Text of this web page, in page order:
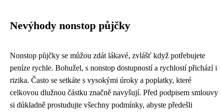
Nevýhody nonstop půjčky
Nonstop půjčky se můžou zdát lákavé, zvlášť když potřebujete
peníze rychle. Bohužel, s nonstop dostupností a rychlostí přichází i
rizika. Často se setkáte s vysokými úroky a poplatky, které
celkovou dlužnou částku značně navyšují. Před podpisem smlouvy
si důkladně prostudujte všechny podmínky, abyste předešli